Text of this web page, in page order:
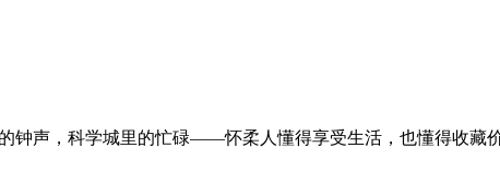
钟声，科学城里的忙碌——怀柔人懂得享受生活，也懂得收藏